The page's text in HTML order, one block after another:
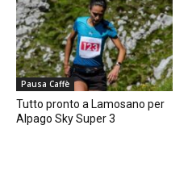
Pausa Caffè
Tutto pronto a Lamosano per
Alpago Sky Super 3